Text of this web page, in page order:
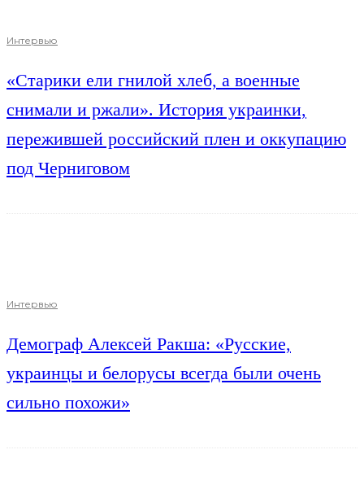
Интервью
«Старики ели гнилой хлеб, а военные
снимали и ржали». История украинки,
пережившей российский плен и оккупацию
под Черниговом
Интервью
Демограф Алексей Ракша: «Русские,
украинцы и белорусы всегда были очень
сильно похожи»